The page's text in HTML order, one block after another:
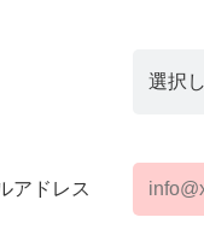
アドレス